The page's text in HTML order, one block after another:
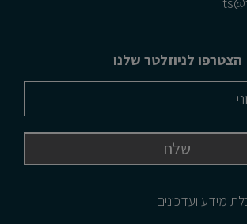
הצטרפו לניוזלטר שלנו
מידע ועדכונים